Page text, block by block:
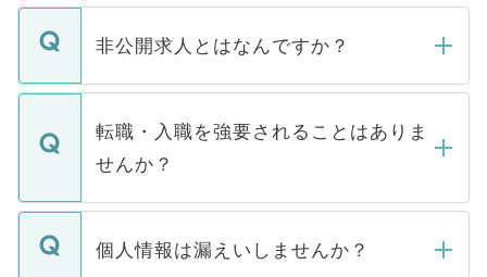
ご登録いただきましたら、弊社担当者がご
登録内容を確認し、その後メールもしくは
ます。通常、5営業日以内にはご連絡をせて
いただきますので、しばらくお待ちくださ
非公開求人とはなんですか？
マイナビDOCTORで取り扱っている求人の
うち約3割は、Webサイトからご覧いただ
けない「非公開求人」です。非公開求人は
下記の理由によって、一般には公開してい
ません。
■応募殺到を避けるため 人気のある医療機
転職・入職を強要されることはありま
せんか？
転職・入職を強要することは一切ありませ
ん。また、仮に応募先から内定をいただい
個人情報は漏えいしませんか？